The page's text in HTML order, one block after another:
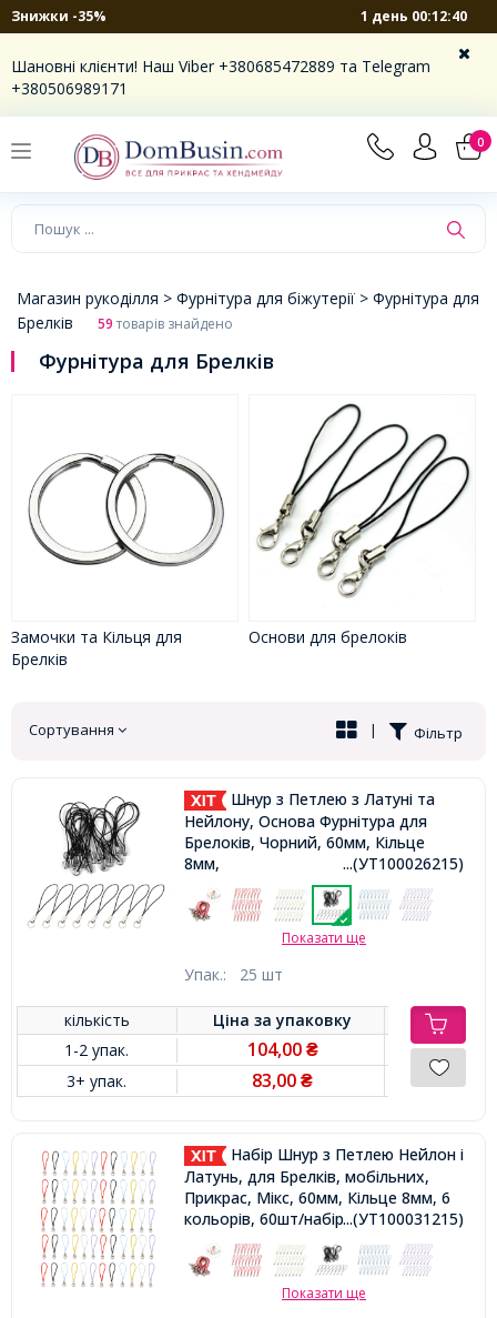
Знижки -35% 1 день 00:12:39
Шановні клієнти! Наш Viber +380685472889 та Telegram
+380506989171
0
×
Магазин рукоділля > Фурнітура для біжутерії > Фурнітура для
Брелків
59товарів знайдено
Фурнітура для Брелків
Замочки та Кільця для
Брелків
Основи для брелоків
Сортування Фільтр
|
Шнур з Петлею з Латуні та
Нейлону, Основа Фурнітура для
Брелоків, Чорний, 60мм, Кільце
8мм,
...(УТ100026215)
Показати ще
Упак.: 25 шт
кількість Ціна заупаковку
1-2 упак.
104,00 ₴
3+ упак. 83,00₴
Набір Шнур з Петлею Нейлон і
Латунь, для Брелків, мобільних,
Прикрас, Мікс, 60мм, Кільце 8мм, 6
кольорів, 60шт/набір...(УТ100031215)
Показати ще